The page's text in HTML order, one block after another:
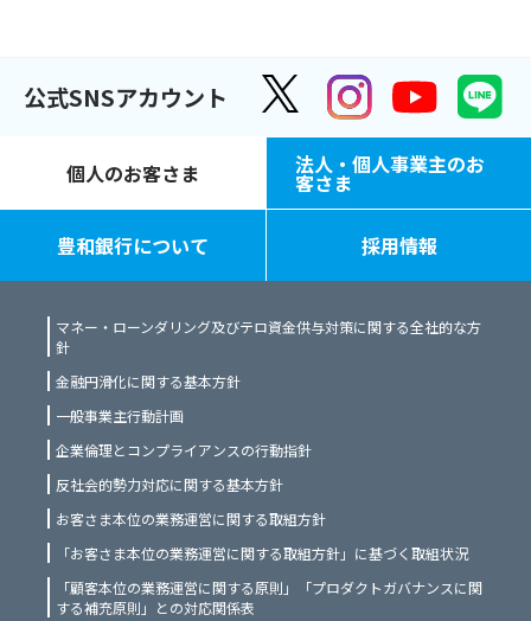
公式SNSアカウント
個人のお客さま 法人・個人事業主のお
客さま
豊和銀行について 採用情報
マネー・ローンダリング及びテロ資金供与対策に関する全社的な方
針
金融円滑化に関する基本方針
一般事業主行動計画
企業倫理とコンプライアンスの行動指針
反社会的勢力対応に関する基本方針
お客さま本位の業務運営に関する取組方針
「お客さま本位の業務運営に関する取組方針」に基づく取組状況
「顧客本位の業務運営に関する原則」「プロダクトガバナンスに関
する補充原則」との対応関係表